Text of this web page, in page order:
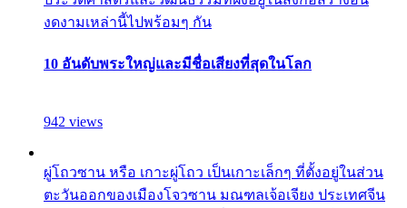
งดงามเหล่านี้ไปพร้อมๆ กัน
10 อันดับพระใหญ่และมีชื่อเสียงที่สุดในโลก
942 views
ผู่โถวซาน หรือ เกาะผู่โถว เป็นเกาะเล็กๆ ที่ตั้งอยู่ในส่วน
ตะวันออกของเมืองโจวซาน มณฑลเจ้อเจียง ประเทศจีน